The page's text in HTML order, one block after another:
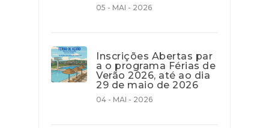
05 - MAI - 2026
Inscrições Abertas par
a o programa Férias de
Verão 2026, até ao dia
29 de maio de 2026
04 - MAI - 2026